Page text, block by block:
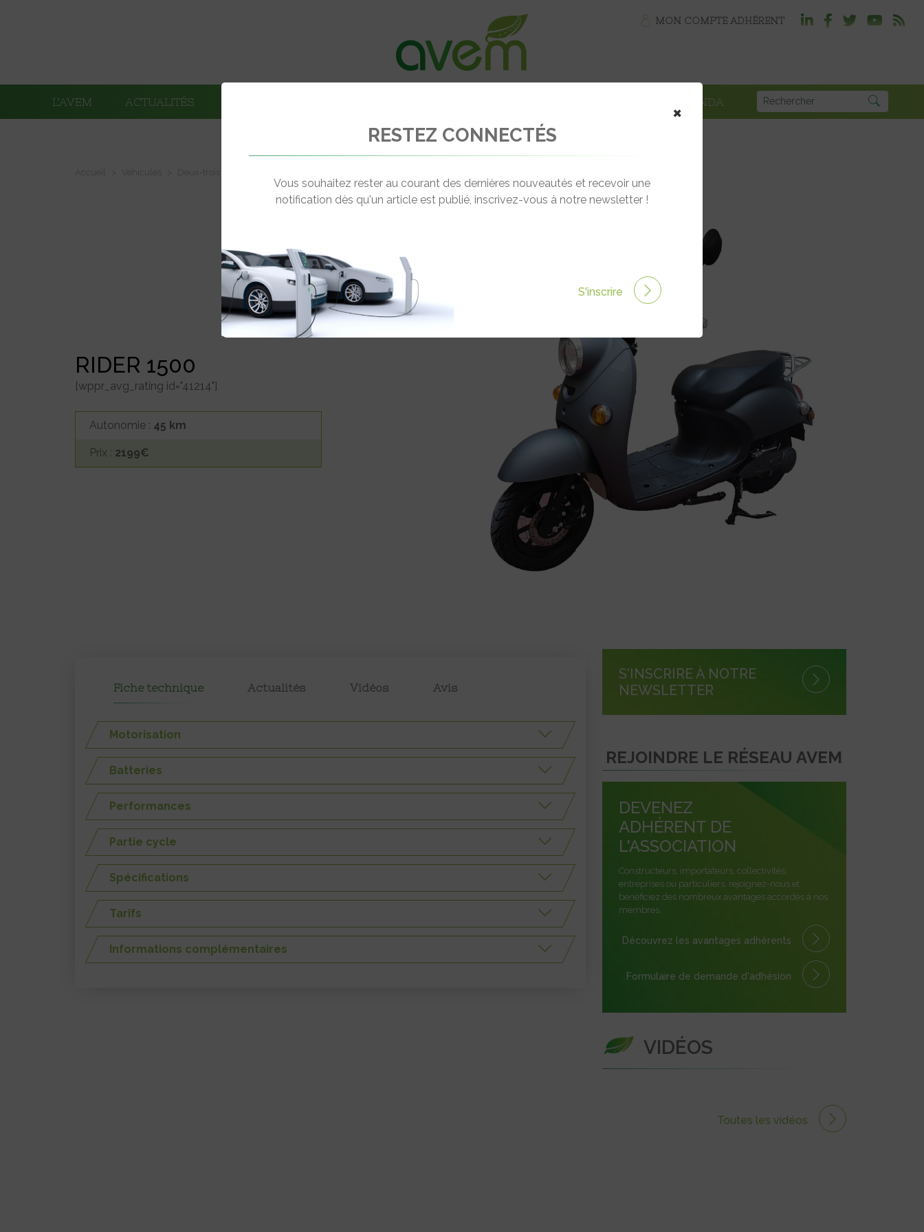
MON COMPTE ADHÉRENT
L’AVEM ACTUALITÉS AGENDA
RIDER 1500
[wppr_avg_rating id="41214"]
Autonomie : 45 km
Prix : 2199€
Fiche technique Actualités Vidéos Avis
Motorisation
Batteries
Performances
Partie cycle
Spécifications
Tarifs
Informations complémentaires
S'INSCRIRE À NOTRE
NEWSLETTER
REJOINDRE LE RÉSEAU AVEM
DEVENEZ
ADHÉRENT DE
L'ASSOCIATION
Constructeurs, importateurs, collectivités,
entreprises ou particuliers, rejoignez-nous et
bénéficiez des nombreux avantages accordés à nos
membres.
Découvrez les avantages adhérents
Formulaire de demande d'adhésion
VIDÉOS
Toutes les vidéos
×
RESTEZ CONNECTÉS
Vous souhaitez rester au courant des dernières nouveautés et recevoir une
notification dès qu'un article est publié, inscrivez-vous à notre newsletter !
S'inscrire